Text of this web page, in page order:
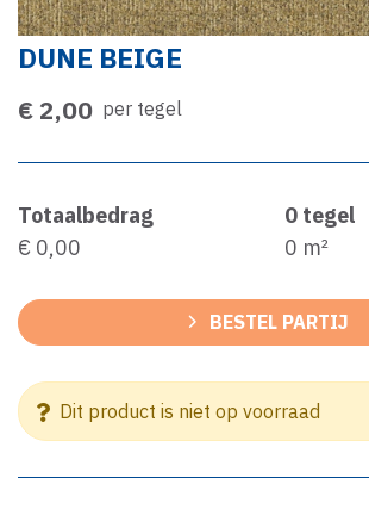
DUNE BEIGE
€ 2,00 per tegel
Totaalbedrag
€ 0,00
0 tegel
0 m²
BESTEL PARTIJ
Dit product is niet op voorraad